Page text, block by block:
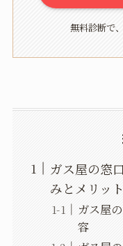
無料診断で
ガス屋の窓
みとメリッ
ガス屋
容